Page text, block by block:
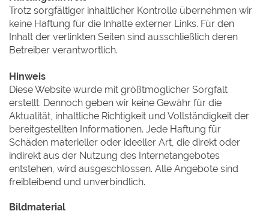
Trotz sorgfältiger inhaltlicher Kontrolle übernehmen wir
keine Haftung für die Inhalte externer Links. Für den
Inhalt der verlinkten Seiten sind ausschließlich deren
Betreiber verantwortlich.
Hinweis
Diese Website wurde mit größtmöglicher Sorgfalt
erstellt. Dennoch geben wir keine Gewähr für die
Aktualität, inhaltliche Richtigkeit und Vollständigkeit der
bereitgestellten Informationen. Jede Haftung für
Schäden materieller oder ideeller Art, die direkt oder
indirekt aus der Nutzung des Internetangebotes
entstehen, wird ausgeschlossen. Alle Angebote sind
freibleibend und unverbindlich.
Bildmaterial